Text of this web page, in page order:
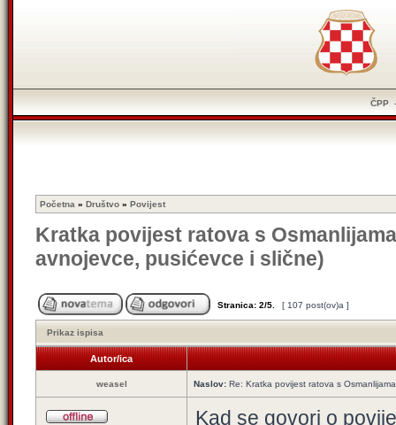
ČPP
Početna » Društvo » Povijest
Kratka povijest ratova s
avnojevce, pusićevce i slične)
Stranica: 2/5 [ 107 post(ov)a ]
Prikaz ispisa
Autor/ica
weasel Naslov: Re: Kratka povijest ratova s
Kad se govori o